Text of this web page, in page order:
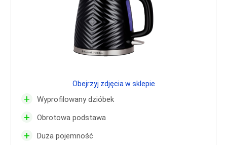
+ Wyprofilowany dzióbek
+ Obrotowa podstawa
+ Duża pojemność
Obejrzyj zdjęcia w sklepie